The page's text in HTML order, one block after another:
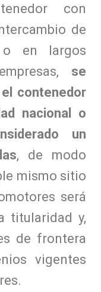
con
de
en largos
se
contenedor
nacional o
un
, de modo
mismo sitio
será
titularidad y,
de frontera
vigentes